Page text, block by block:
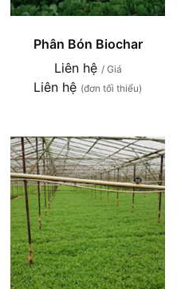
Phân Bón Biochar
Liên hệ / Giá
Liên hệ (đơn tối thiểu)